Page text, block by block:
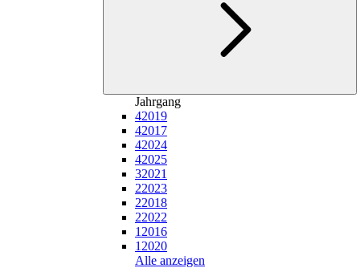
Jahrgang
42019
42017
42024
42025
32021
22023
22018
22022
1 2016
1 2020
Alle anzeigen